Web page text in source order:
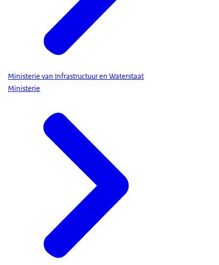
Ministerie van Infrastructuur en Waterstaat
Ministerie